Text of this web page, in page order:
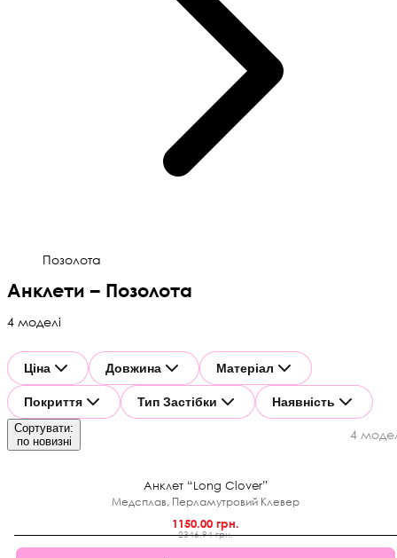
Позолота
Анклети – Позолота
4 моделі
Ціна Довжина Матеріал
Покриття Тип Застібки Наявність
Сортувати:
по новизні
4
Анклет “Long Clover”
Медсплав, Перламутровий Клевер
1150.00 грн.
2346.94 грн.